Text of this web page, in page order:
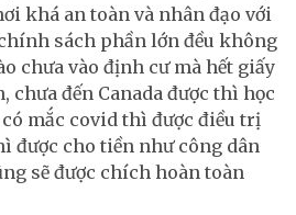
khá an toàn và nhân đạo với
sách phần lớn đều không
chưa vào định cư mà hết giấy
chưa đến Canada được thì học
mắc covid thì được điều trị
được cho tiền như công dân
sẽ được chích hoàn toàn